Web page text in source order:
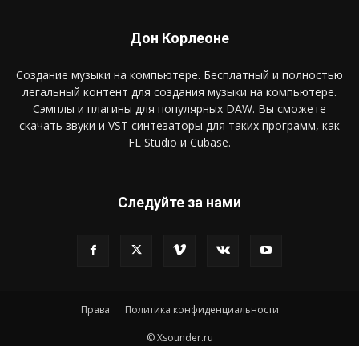
Дон Корлеоне
Создание музыки на компьютере. Бесплатный и полностью
легальный контент для создания музыки на компьютере.
Сэмплы и плагины для популярных DAW. Вы сможете
скачать звуки и VST синтезаторы для таких программ, как
FL Studio и Cubase.
Следуйте за нами
Права Политика конфиденциальности
© Xsounder.ru